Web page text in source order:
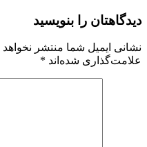
دیدگاهتان را بنویسید
نشانی ایمیل شما منتشر
علامت‌گذاری شده‌اند *